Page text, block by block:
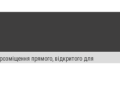
прямого, відкритого для